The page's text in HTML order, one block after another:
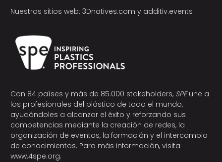
Nuestros sitios web: 3Dnatives.com y additiv.events
Con 84 países y más de 85.000 stakeholders, SPEune a
los profesionales del plástico de todo el mundo,
ayudándoles a alcanzar el éxito y reforzando sus
competencias mediante la creación de redes, la
organización de eventos, la formación y el intercambio
de conocimientos. Para más información, visita
www.4spe.org.